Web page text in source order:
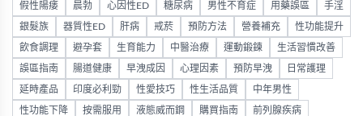
假性陽痿 晨勃 心因性ED 糖尿病 男性不育症 用藥誤區 手淫
銀髮族 器質性ED 肝病 戒菸 預防方法 營養補充 性功能提升
飲食調理 避孕套 生育能力 中醫治療 運動鍛鍊 生活習慣改善
誤區指南 腸道健康 早洩成因 心理因素 預防早洩 日常護理
延時產品 印度必利勁 性愛技巧 性生活品質 中年男性
性功能下降 按需服用 液態威而鋼 購買指南 前列腺疾病